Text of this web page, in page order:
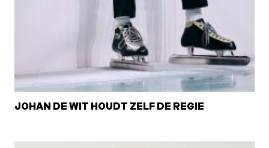
JOHAN DE WIT HOUDT ZELF DE REGIE